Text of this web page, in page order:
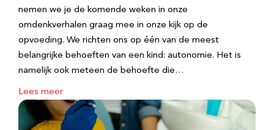
nemen we je de komende weken in onze
omdenkverhalen graag mee in onze kijk op de
opvoeding. We richten ons op één van de meest
belangrijke behoeften van een kind: autonomie. Het is
namelijk ook meteen de behoefte die…
Lees meer